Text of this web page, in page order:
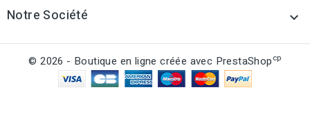
Notre Société 
© 2026 - Boutique en ligne créée avec PrestaShopcp